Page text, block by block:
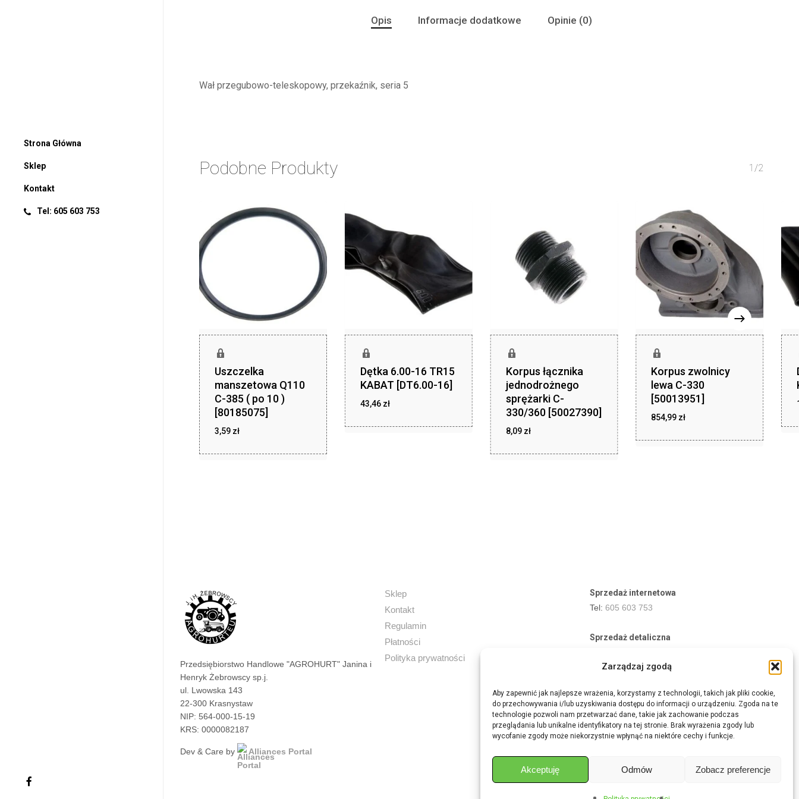
Zarządzaj zgodą
Aby zapewnić jak najlepsze wrażenia, korzystamy z technologii, takich jak pliki cookie,
do przechowywania i/lub uzyskiwania dostępu do informacji o urządzeniu. Zgoda na te
technologie pozwoli nam przetwarzać dane, takie jak zachowanie podczas
przeglądania lub unikalne identyfikatory na tej stronie. Brak wyrażenia zgody lub
wycofanie zgody może niekorzystnie wpłynąć na niektóre cechy i funkcje.
Akceptuję Odmów Zobacz preferencje
Strona Główna
Sklep
Kontakt
Tel: 605 603 753
facebook
Opis Informacje dodatkowe Opinie (0)
Wał przegubowo-teleskopowy, przekaźnik, seria 5
Podobne Produkty 1/2
Uszczelka
manszetowa Q110
C-385 ( po 10 )
[80185075]
3,59 zł
Dętka 6.00-16 TR15
KABAT [DT6.00-16]
43,46 zł
Korpus łącznika
jednodrożnego
sprężarki C-
330/360 [50027390]
8,09 zł
Korpus zwolnicy
lewa C-330
[50013951]
854,99 zł
Przedsiębiorstwo Handlowe "AGROHURT" Janina i
Henryk Żebrowscy sp.j.
ul. Lwowska 143
22-300 Krasnystaw
NIP: 564-000-15-19
KRS: 0000082187
Dev & Care by Alliances Portal
Sklep
Kontakt
Regulamin
Płatności
Polityka prywatności
Sprzedaż internetowa
Tel: 605 603 753
Sprzedaż detaliczna
E-mail:aukcje.agrohurt@gmail.com
Godziny działania sklepu
Pon–Pt: 8:00 – 16:00